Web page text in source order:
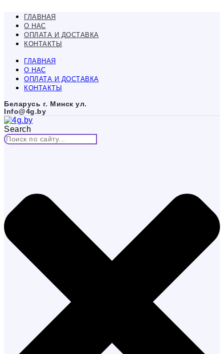
содержимому
ГЛАВНАЯ
О НАС
ОПЛАТА И ДОСТАВКА
КОНТАКТЫ
ГЛАВНАЯ
О НАС
ОПЛАТА И ДОСТАВКА
КОНТАКТЫ
Беларусь г. Минск ул.
Info@4g.by
Search